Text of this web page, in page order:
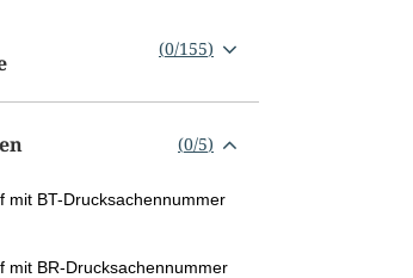
(0/155)
(0/5)
mit BT-Drucksachennummer
mit BR-Drucksachennummer